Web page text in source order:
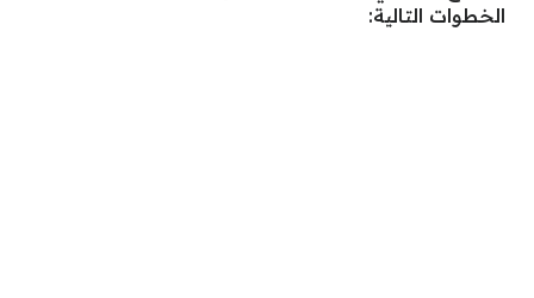
الخطوات التالية: